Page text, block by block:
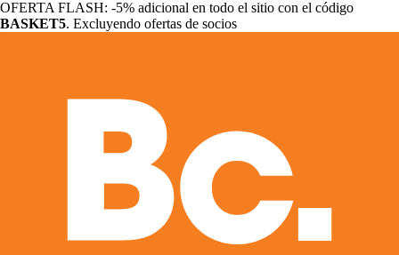
OFERTA FLASH: -5% adicional en todo el sitio con el código
BASKET5. Excluyendo ofertas de socios